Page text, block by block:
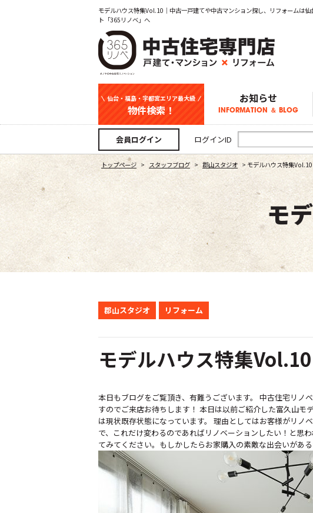
モデルハウス特集Vol.10｜中古一戸建てや中古マンション探し、リフォームは
ト「365リノベ」へ
仙台・福島・宇都宮エリア最大級
物件検索！
中古一戸建て
マンション
新築一戸建て
土地
事業用
お知らせ
INFORMATION ＆ BLOG
お知らせ
仙台エリア物件情報
福島エリア物件情報
宇都宮エリア物件情報
スタッフブログ
会員ログイン ログインID
トップページ > スタッフブログ > 郡山スタジオ > モデルハウス特集Vol.10
モ
郡山スタジオ リフォーム
モデルハウス特集Vol.10
本日もブログをご覧頂き、有難うございます。 中古住宅リ
すのでご来店お待ちします！ 本日は以前ご紹介した富久山
は現状既存状態になっています。 理由としてはお客様がリノ
で、これだけ変わるのであればリノベーションしたい！と思
てみてください。もしかしたらお家購入の素敵な出会いがあ